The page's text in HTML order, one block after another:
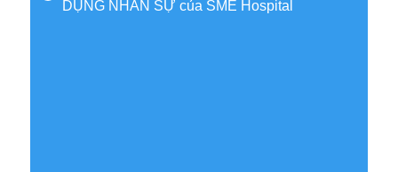
DỤNG NHÂN SỰ của SME Hospital